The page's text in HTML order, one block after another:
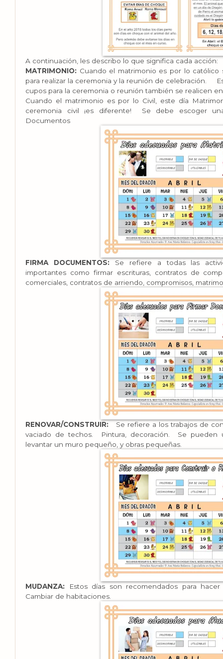
A continuación, les describo lo que significa cada acción:
MATRIMONIO: Cuando el matrimonio es por lo católico
para realizar la ceremonia y la reunión de celebración.
cupos para la ceremonia o reunión también se realicen
Cuando el matrimonio es por lo Civil, este día
ceremonia civil ¡es diferente!
Se debe escoger
Documentos
FIRMA DOCUMENTOS:
Se refiere a todas las
importantes como firmar escrituras, contratos de
comerciales, contratos de arriendo, compromisos,
RENOVAR/CONSTRUIR: Se refiere a los trabajos de
vaciado de techos. Pintura, decoración. Se pueden
levantar un muro pequeño, y obras pequeñas.
MUDANZA: Estos días son recomendados para
Cambiar de habitaciones.